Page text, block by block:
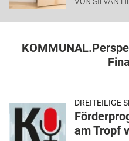
DREITEILIGE
am Tropf